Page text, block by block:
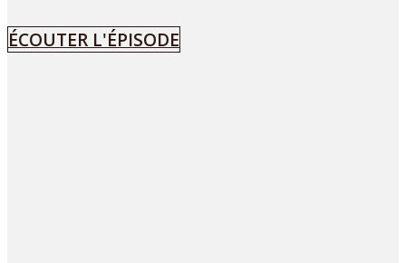
ÉCOUTER L'ÉPISODE